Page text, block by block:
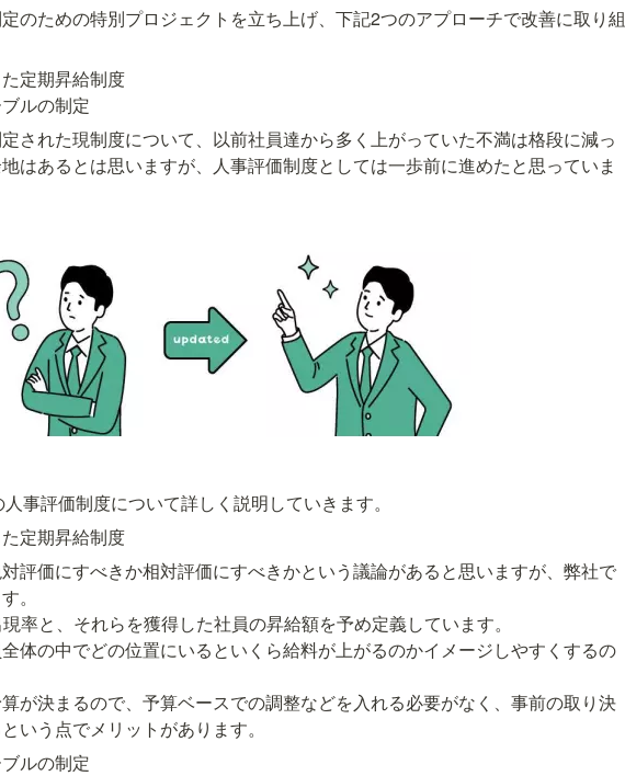
のための特別プロジェクトを立ち上げ、下記2つのアプローチで改善に取り組
定期昇給制度
ルの制定
された現制度について、以前社員達から多く上がっていた不満は格段に減っ
はあるとは思いますが、人事評価制度としては一歩前に進めたと思っていま
事評価制度について詳しく説明していきます。
定期昇給制度
評価にすべきか相対評価にすべきかという議論があると思いますが、弊社で
。
率と、それらを獲得した社員の昇給額を予め定義しています。
体の中でどの位置にいるといくら給料が上がるのかイメージしやすくするの
が決まるので、予算ベースでの調整などを入れる必要がなく、事前の取り決
いう点でメリットがあります。
ルの制定